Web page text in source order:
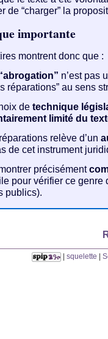
de “charger” la
importante
montrent donc que :
n’est pas
réparations” au sens
detechnique
limité du
relève d’un
de cet instrument
précisément
pour vérifier ce genre
publics).
squelette